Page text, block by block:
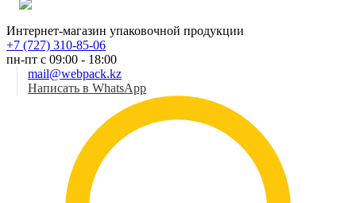
Интернет-магазин упаковочной продукции
+7 (727) 310-85-06
пн-пт с 09:00 - 18:00
mail@webpack.kz
Написать в WhatsApp